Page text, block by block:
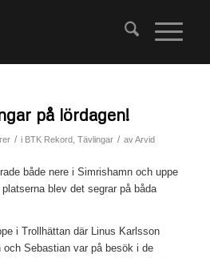
på lördagen!
/ i BTK Rekord, Tävlingar / avArvid
både nere i Simrishamn och uppe
blev det segrar på båda
i Trollhättan där Linus Karlsson
Sebastian var på besök i de